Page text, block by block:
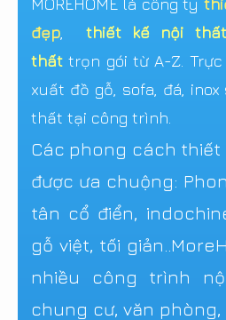
MOREHOME là công ty
đẹp
thiết kế nội thất
thất trọn gói từ A-Z.
xuất đồ gỗ, sofa, đá,
thất tại công trình.
Các phong cách thiết
được ưa chuộng:
tân cổ điển,
gỗ việt, tối
nhiều công trình
chung cư, văn